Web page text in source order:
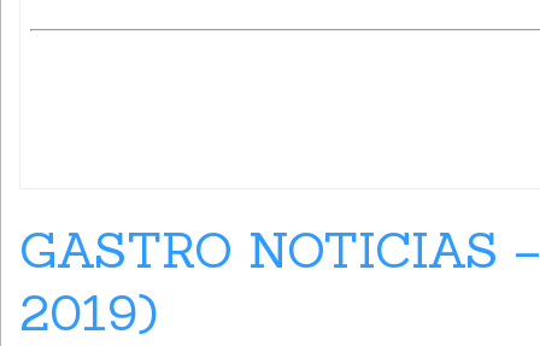
GASTRO NOTICIAS
2019)